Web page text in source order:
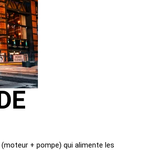
+ pompe) qui alimente les